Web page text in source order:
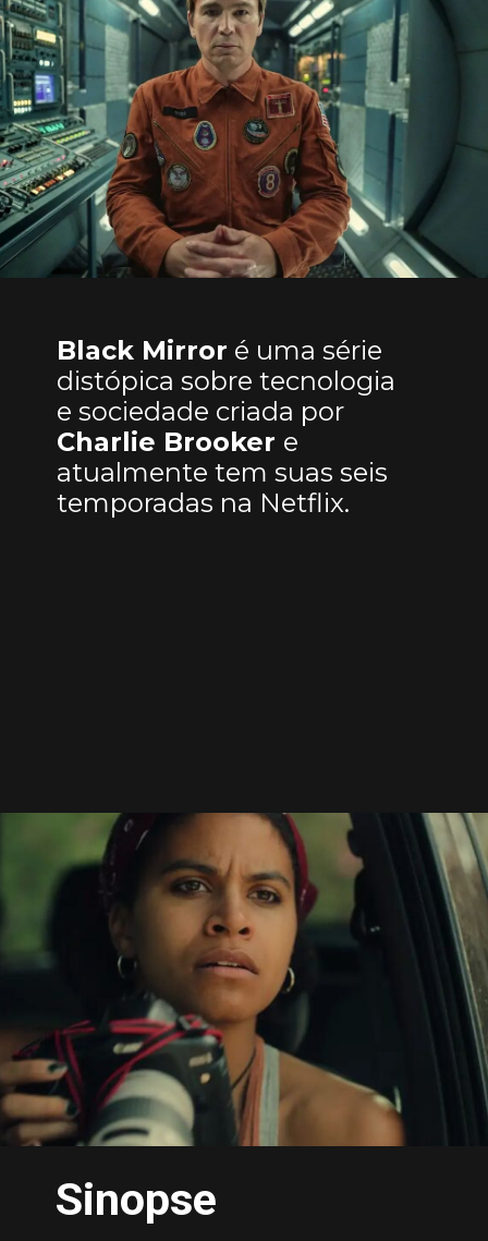
Black Mirror é uma série
distópica sobre tecnologia
e sociedade criada por
Charlie Brooker e
atualmente tem suas seis
temporadas na Netflix.
Sinopse